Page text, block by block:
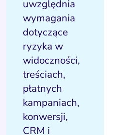
uwzględnia
wymagania
dotyczące
ryzyka w
widoczności,
treściach,
płatnych
kampaniach,
konwersji,
CRM i